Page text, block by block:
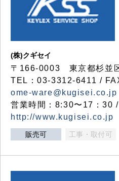
(株)クギセイ
〒166-0003 東京都杉並
TEL：03-3312-6411 /
ome-ware@kugisei.co.jp
営業時間：8:30〜17：30
http://www.kugisei.co.jp
販売可 工事・取付可